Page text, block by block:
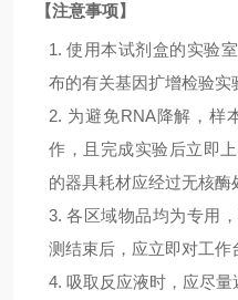
【注意事项】
1. 使用本试剂盒的实验
布的有关基因扩增检验实
2. 为避免RNA降解，样
作，且完成实验后立即
的器具耗材应经过无核酶
3. 各区域物品均为专用
测结束后，应立即对工作
4. 吸取反应液时，应尽